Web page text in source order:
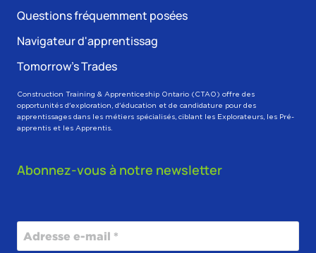
Questions fréquemment posées
Navigateur d'apprentissag
Tomorrow’s Trades
Construction Training & Apprenticeship Ontario (CTAO) offre des
opportunités d'exploration, d'éducation et de candidature pour des
apprentissages dans les métiers spécialisés, ciblant les Explorateurs, les Pré-
apprentis et les Apprentis.
Abonnez-vous à notre newsletter